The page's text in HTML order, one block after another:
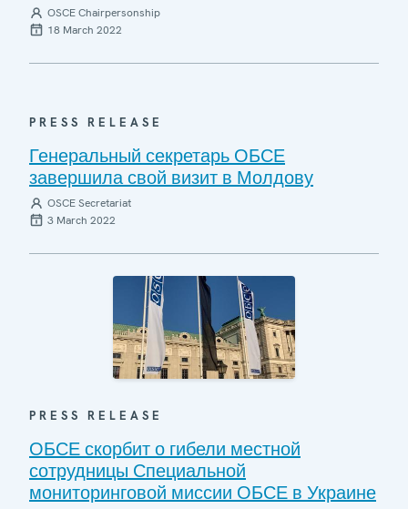
OSCE Chairpersonship
18 March 2022
PRESS RELEASE
Генеральный секретарь ОБСЕ
завершила свой визит в Молдову
OSCE Secretariat
3 March 2022
PRESS RELEASE
ОБСЕ скорбит о гибели местной
сотрудницы Специальной
мониторинговой миссии ОБСЕ в Украине